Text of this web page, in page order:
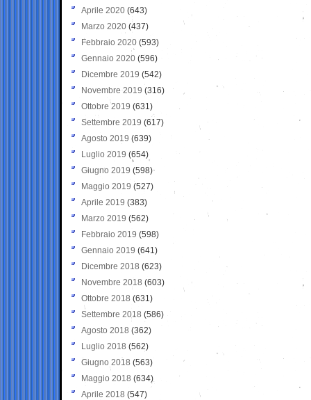
Aprile 2020 (643)
Marzo 2020 (437)
Febbraio 2020 (593)
Gennaio 2020 (596)
Dicembre 2019 (542)
Novembre 2019 (316)
Ottobre 2019 (631)
Settembre 2019 (617)
Agosto 2019 (639)
Luglio 2019 (654)
Giugno 2019 (598)
Maggio 2019 (527)
Aprile 2019 (383)
Marzo 2019 (562)
Febbraio 2019 (598)
Gennaio 2019 (641)
Dicembre 2018 (623)
Novembre 2018 (603)
Ottobre 2018 (631)
Settembre 2018 (586)
Agosto 2018 (362)
Luglio 2018 (562)
Giugno 2018 (563)
Maggio 2018 (634)
Aprile 2018 (547)